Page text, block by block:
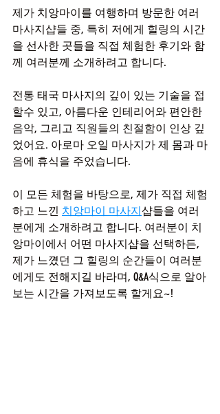
제가 치앙마이를 여행하며 방문한 여러
마사지샵들 중, 특히 저에게 힐링의 시간
을 선사한 곳들을 직접 체험한 후기와 함
께 여러분께 소개하려고 합니다.
전통 태국 마사지의 깊이 있는 기술을 접
할수 있고, 아름다운 인테리어와 편안한
음악, 그리고 직원들의 친절함이 인상 깊
었어요. 아로마 오일 마사지가 제 몸과 마
음에 휴식을 주었습니다.
이 모든 체험을 바탕으로, 제가 직접 체험
하고 느낀 치앙마이 마사지샵들을 여러
분에게 소개하려고 합니다. 여러분이 치
앙마이에서 어떤 마사지샵을 선택하든,
제가 느꼈던 그 힐링의 순간들이 여러분
에게도 전해지길 바라며, Q&A식으로 알아
보는 시간을 가져보도록 할게요~!